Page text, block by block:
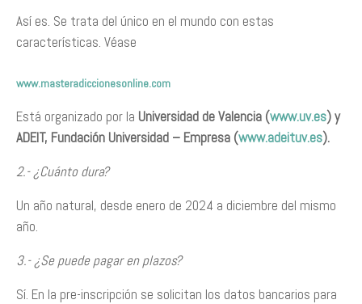
Así es. Se trata del único en el mundo con estas
características. Véase
www.masteradiccionesonline.com
Está organizado por la Universidad de Valencia (www.uv.es) y
ADEIT, Fundación Universidad – Empresa (www.adeituv.es).
2.- ¿Cuánto dura?
Un año natural, desde enero de 2024 a diciembre del mismo
año.
3.- ¿Se puede pagar en plazos?
Sí. En la pre-inscripción se solicitan los datos bancarios para